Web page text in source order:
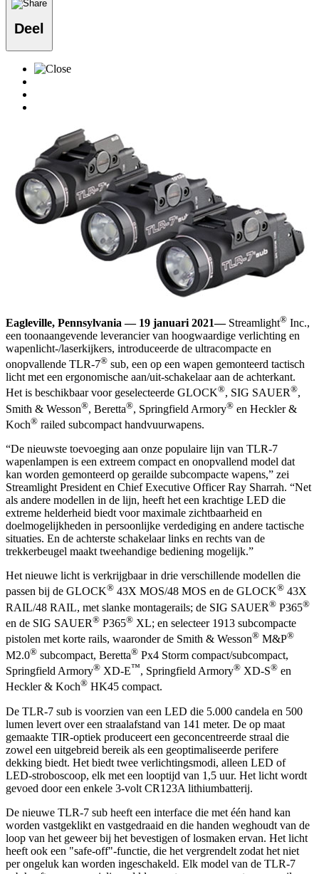
Deel
Eagleville, Pennsylvania—19 januari 2021—Streamlight® Inc.,
een toonaangevende leverancier van hoogwaardige verlichting en
wapenlicht-/laserkijkers, introduceerde de ultracompacte en
onopvallende TLR-7® sub, een op een wapen gemonteerd tactisch
licht met een ergonomische aan/uit-schakelaar aan de achterkant.
Het is beschikbaar voor geselecteerde GLOCK®, SIG SAUER®,
Smith & Wesson®, Beretta®, Springfield Armory® en Heckler &
Koch® railed subcompact handvuurwapens.
“De nieuwste toevoeging aan onze populaire lijn van TLR-7
wapenlampen is een extreem compact en onopvallend model dat
kan worden gemonteerd op gerailde subcompacte wapens,” zei
Streamlight President en Chief Executive Officer Ray Sharrah. “Net
als andere modellen in de lijn, heeft het een krachtige LED die
extreme helderheid biedt voor maximale zichtbaarheid en
doelmogelijkheden in persoonlijke verdediging en andere tactische
situaties. En de achterste schakelaar links en rechts van de
trekkerbeugel maakt tweehandige bediening mogelijk.”
Het nieuwe licht is verkrijgbaar in drie verschillende modellen die
passen bij de GLOCK® 43X MOS/48 MOS en de GLOCK® 43X
RAIL/48 RAIL, met slanke montagerails; de SIG SAUER® P365®
en de SIG SAUER® P365® XL; en selecteer 1913 subcompacte
pistolen met korte rails, waaronder de Smith & Wesson® M&P®
M2.0® subcompact, Beretta® Px4 Storm compact/subcompact,
Springfield Armory® XD-E™, Springfield Armory® XD-S® en
Heckler & Koch® HK45 compact.
De TLR-7 sub is voorzien van een LED die 5.000 candela en 500
lumen levert over een straalafstand van 141 meter. De op maat
gemaakte TIR-optiek produceert een geconcentreerde straal die
zowel een uitgebreid bereik als een geoptimaliseerde perifere
dekking biedt. Het biedt twee verlichtingsmodi, alleen LED of
LED-stroboscoop, elk met een looptijd van 1,5 uur. Het licht wordt
gevoed door een enkele 3-volt CR123A lithiumbatterij.
De nieuwe TLR-7 sub heeft een interface die met één hand kan
worden vastgeklikt en vastgedraaid en die handen weghoudt van de
loop van het geweer bij het bevestigen of losmaken ervan. Het licht
heeft ook een "safe-off"-functie, die het vergrendelt zodat het niet
per ongeluk kan worden ingeschakeld. Elk model van de TLR-7